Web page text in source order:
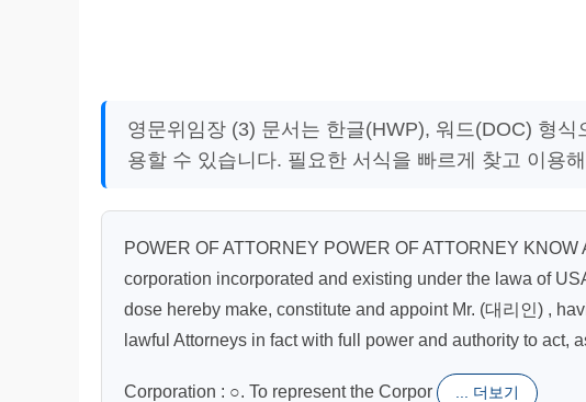
영문위임장 (3) 문서는 한글(HWP), 워드(DOC) 형
용할 수 있습니다. 필요한 서식을 빠르게 찾고 이용
POWER OF ATTORNEY POWER OF ATTORNEY
corporation incorporated and existing under the lawa of
dose hereby make, constitute and appoint Mr. (대리인) ,
lawful Attorneys in fact with full power and authority to act,
Corporation : ○. To represent the Corpor ... 더보기